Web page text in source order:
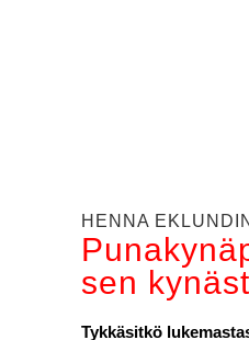
HEN­NA
sen
Tyk­kä­sit­kö